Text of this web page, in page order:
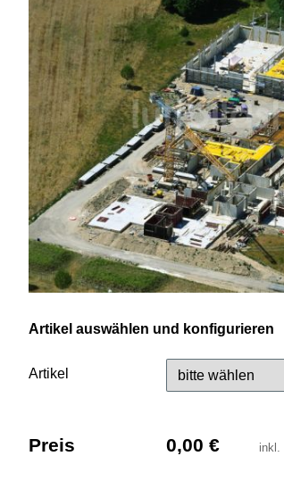
Artikel auswählen und konfigurieren
Artikel
Preis 0,00 € inkl.